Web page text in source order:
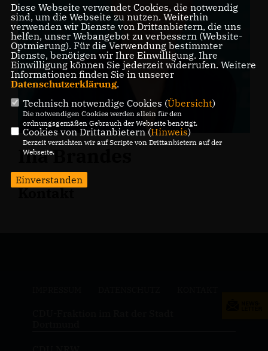
Ina Brandes
Kontakt
Diese Webseite verwendet Cookies, die notwendig
sind, um die Webseite zu nutzen. Weiterhin
verwenden wir Dienste von Drittanbietern, die uns
helfen, unser Webangebot zu verbessern (Website-
Optmierung). Für die Verwendung bestimmter
Dienste, benötigen wir Ihre Einwilligung. Ihre
Einwilligung können Sie jederzeit widerrufen. Weitere
Informationen finden Sie in unserer
Datenschutzerklärung.
Technisch notwendige Cookies (Übersicht)
Die notwendigen Cookies werden allein für den
ordnungsgemäßen Gebrauch der Webseite benötigt.
Cookies von Drittanbietern (Hinweis)
Derzeit verzichten wir auf Scripte von Drittanbietern auf der
Webseite.
Einverstanden